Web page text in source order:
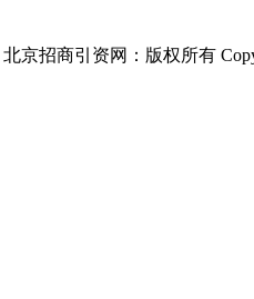
北京招商引资网：版权所有